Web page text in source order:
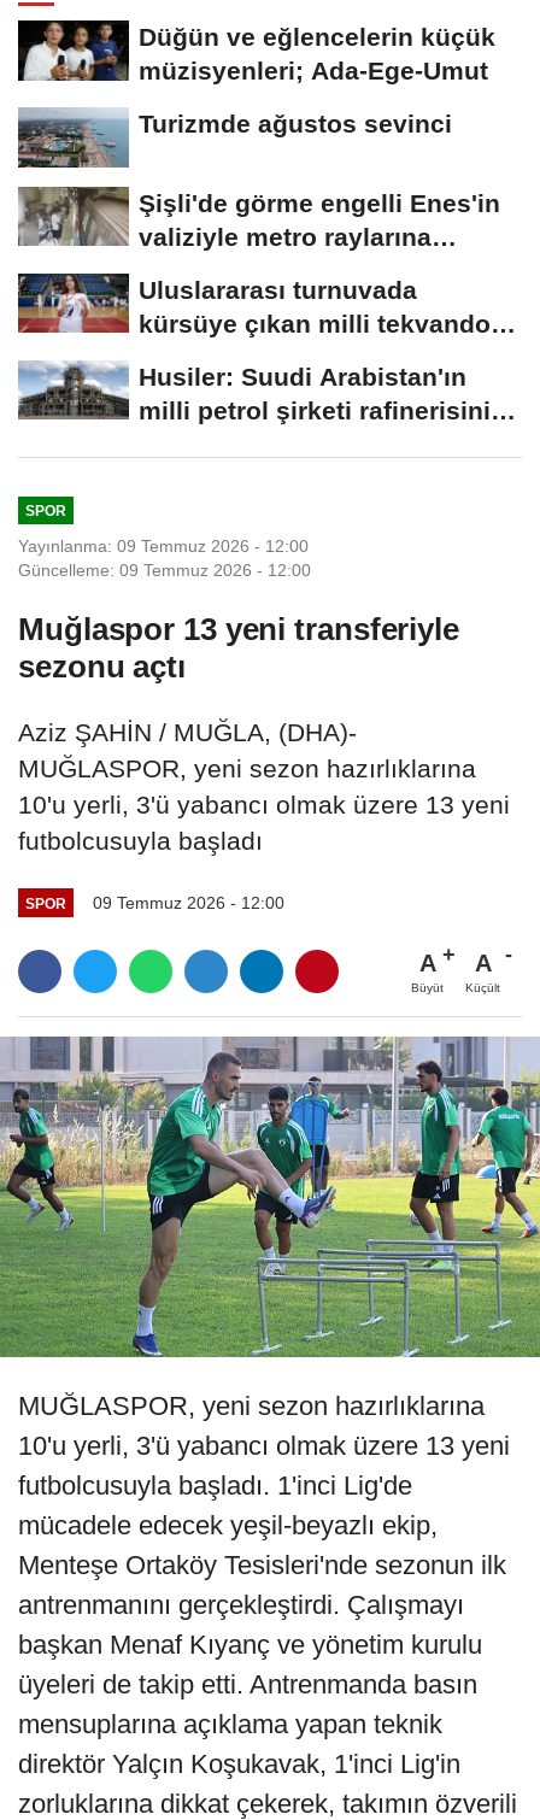
Düğün ve eğlencelerin küçük
müzisyenleri; Ada-Ege-Umut
Turizmde ağustos sevinci
Şişli'de görme engelli Enes'in
valiziyle metro raylarına
Uluslararası turnuvada
kürsüye çıkan milli tekvandocu
Husiler: Suudi Arabistan'ın
milli petrol şirketi rafinerisini
SPOR
Yayınlanma: 09 Temmuz 2026 - 12:00
Güncelleme: 09 Temmuz 2026 - 12:00
Muğlaspor 13 yeni transferiyle
sezonu açtı
Aziz ŞAHİN / MUĞLA, (DHA)-
MUĞLASPOR, yeni sezon hazırlıklarına
10'u yerli, 3'ü yabancı olmak üzere 13 yeni
futbolcusuyla başladı
SPOR 09 Temmuz 2026 - 12:00
A
Büyüt
A
Küçült
MUĞLASPOR, yeni sezon hazırlıklarına
10'u yerli, 3'ü yabancı olmak üzere 13 yeni
futbolcusuyla başladı. 1'inci Lig'de
mücadele edecek yeşil-beyazlı ekip,
Menteşe Ortaköy Tesisleri'nde sezonun ilk
antrenmanını gerçekleştirdi. Çalışmayı
başkan Menaf Kıyanç ve yönetim kurulu
üyeleri de takip etti. Antrenmanda basın
mensuplarına açıklama yapan teknik
direktör Yalçın Koşukavak, 1'inci Lig'in
zorluklarına dikkat çekerek, takımın özverili